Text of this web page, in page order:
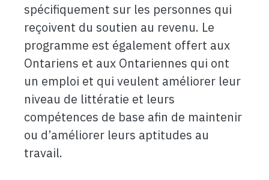
spécifiquement sur les personnes qui
reçoivent du soutien au revenu. Le
programme est également offert aux
Ontariens et aux Ontariennes qui ont
un emploi et qui veulent améliorer leur
niveau de littératie et leurs
compétences de base afin de maintenir
ou d’améliorer leurs aptitudes au
travail.